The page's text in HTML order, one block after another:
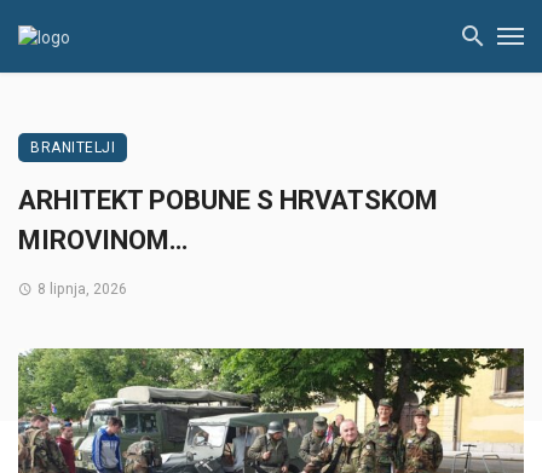
BRANITELJI
ARHITEKT POBUNE S HRVATSKOM
MIROVINOM…
8 lipnja, 2026